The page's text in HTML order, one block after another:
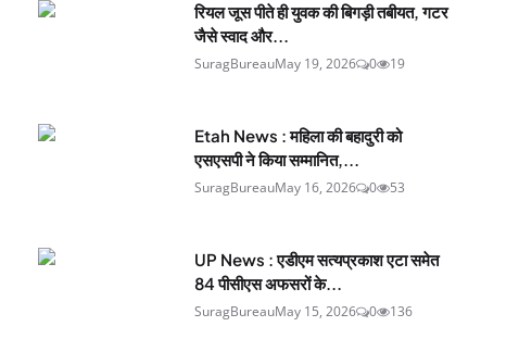
रियल जूस पीते ही युवक की बिगड़ी तबीयत, गटर
जैसे स्वाद और...
SuragBureauMay 19, 2026 0 19
Etah News : महिला की बहादुरी को
एसएसपी ने किया सम्मानित,...
SuragBureauMay 16, 2026 0 53
UP News : एडीएम सत्यप्रकाश एटा समेत
84 पीसीएस अफसरों के...
SuragBureauMay 15, 2026 0 136